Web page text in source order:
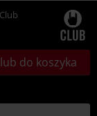
do koszyka